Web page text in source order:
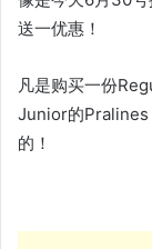
送一优惠！
凡是购买一份
Junior的Pralines
的！